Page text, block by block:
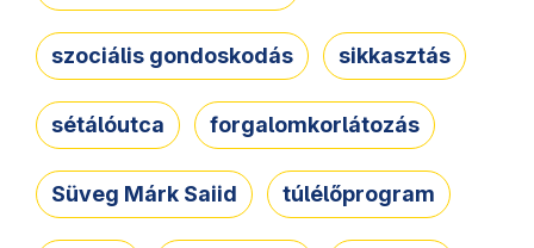
szociális gondoskodás sikkasztás
sétálóutca forgalomkorlátozás
Süveg Márk Saiid túlélőprogram